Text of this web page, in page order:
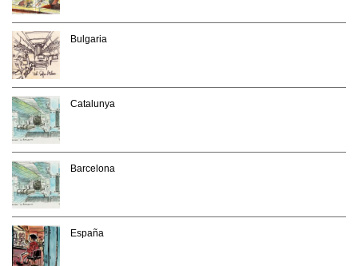
Bulgaria
Catalunya
Barcelona
España